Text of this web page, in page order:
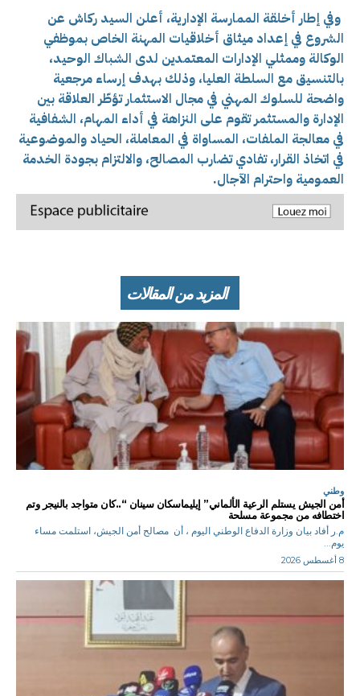
وفي إطار أخلقة الممارسة الإدارية، أعلن السيد ركاش عن
الشروع في إعداد ميثاق أخلاقيات المهنة الخاص بموظفي
الوكالة وممثلي الإدارات المعتمدين لدى الشباك الوحيد،
بالتنسيق مع السلطة العليا، وذلك بهدف إرساء مرجعية
واضحة للسلوك المهني في مجال الاستثمار تؤطّر العلاقة بين
الإدارة والمستثمر تقوم على النزاهة في أداء المهام، الشفافية
في معالجة الملفات، المساواة في المعاملة، الحياد والموضوعية
في اتخاذ القرار، تفادي تضارب المصالح، والالتزام بجودة الخدمة
العمومية واحترام الآجال.
المزيد من المقالات
وطني
أمن الجيش يستلم الرعية الألماني” إيليماسكان سينان “..كان متواجد بالنيجر وتم
اختطافه من مجموعة مسلحة
م.ر أفاد بيان وزارة الدفاع الوطني اليوم ، أن مصالح أمن الجيش، استلمت مساء
يوم...
8 أغسطس 2026